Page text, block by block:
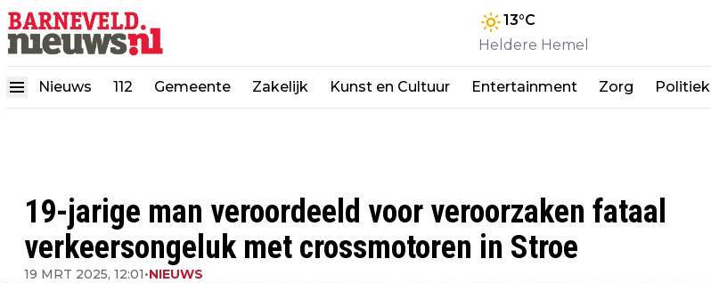
13°C
Heldere Hemel
Nieuws 112 Gemeente Zakelijk Kunst en Cultuur Entertainment Zorg Politiek
19-jarige man veroordeeld voor veroorzaken fataal
verkeersongeluk met crossmotoren in Stroe
19 MRT 2025, 12:01•NIEUWS